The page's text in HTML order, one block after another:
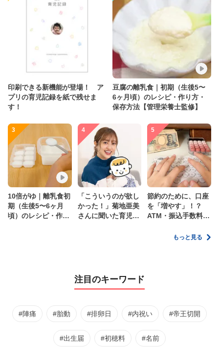
印刷できる新機能が登場！ ア
プリの育児記録を紙で残せま
す！
豆腐の離乳食｜初期（生後5〜
6ヶ月頃）のレシピ・作り方・
保存方法【管理栄養士監修】
3
10倍がゆ｜離乳食初
期（生後5〜6ヶ月
頃）のレシピ・作り
4
「こういうのが欲し
かった！」菊地亜美
さんに聞いた育児
5
節約のために、口座
を「増やす」！？
ATM・振込手数料の
家計管理術もっと見る
注目のキーワード
#陣痛 #胎動 #排卵日 #内祝い #帝王切開
#出生届 #初穂料 #名前